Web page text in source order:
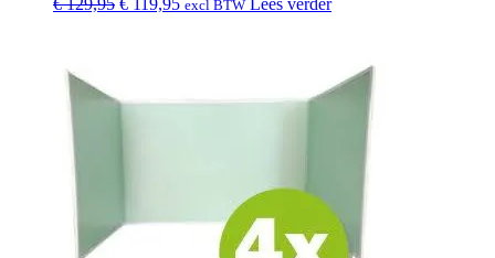
€129,95 € 119,95 excl BTW Lees verder